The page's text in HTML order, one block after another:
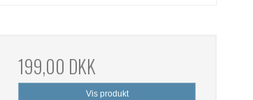
199,00 DKK
Vis produkt